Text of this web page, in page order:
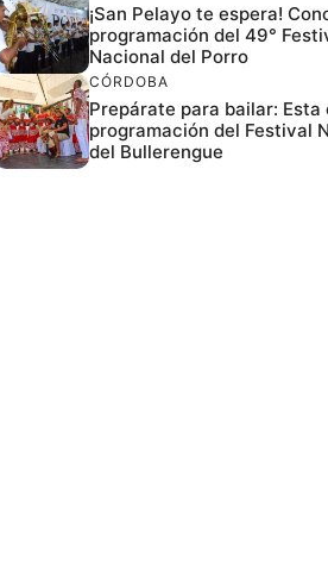
¡San Pelayo te espera!
programación del 49°
Nacional del Porro
CÓRDOBA
Prepárate para bailar: Esta
programación del Festival
del Bullerengue